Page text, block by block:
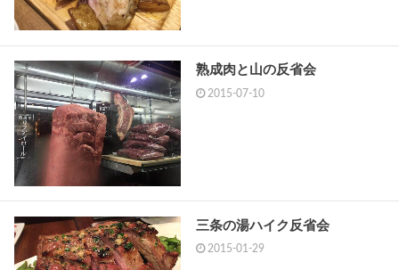
熟成肉と山の反省会
2015-07-10
三条の湯ハイク反省会
2015-01-29